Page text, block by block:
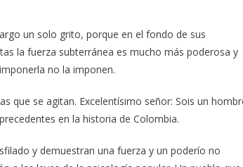
un solo grito, porque en el fondo de sus
la fuerza subterránea es mucho más poderosa y
no la imponen.
que se agitan. Excelentísimo señor: Sois un
en la historia de Colombia.
y demuestran una fuerza y un poderío no